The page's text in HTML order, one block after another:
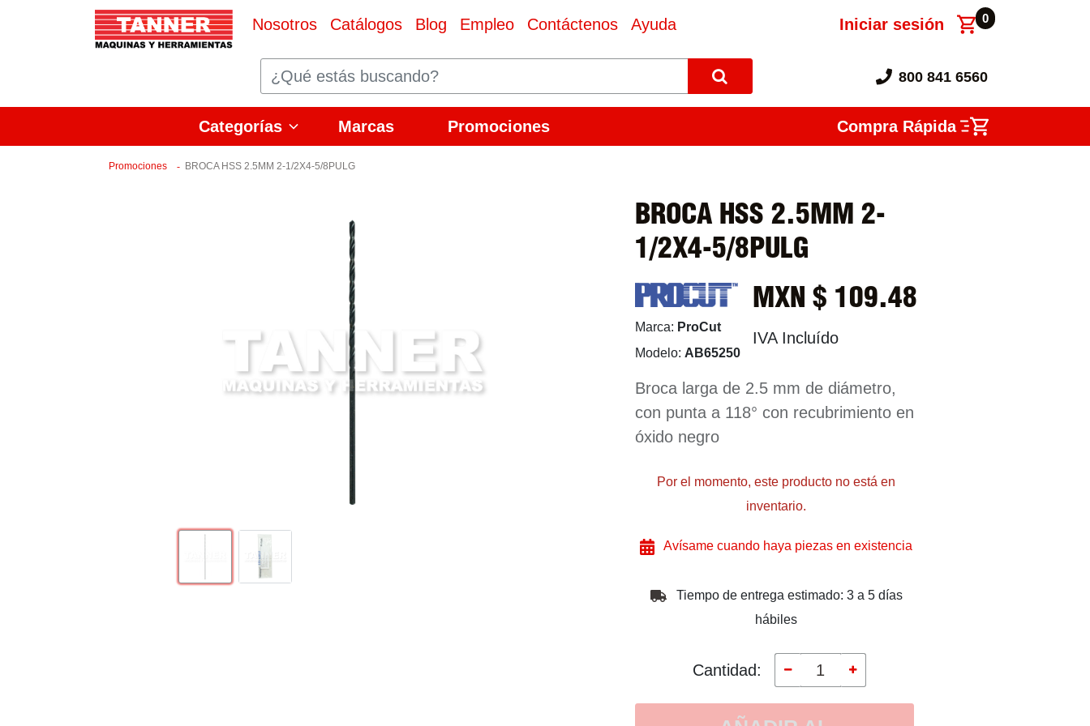
Nosotros Catálogos Blog Empleo Contáctenos Ayuda Iniciar sesión 0
800 841 6560
Categorías Marcas Promociones Compra Rápida
Promociones BROCA HSS 2.5MM 2-1/2X4-5/8PULG
BROCA HSS 2.5MM 2-
1/2X4-5/8PULG
Marca: ProCut
Modelo: AB65250
MXN $ 109.48
IVA Incluído
Broca larga de 2.5 mm de diámetro,
con punta a 118° con recubrimiento en
óxido negro
Por el momento, este producto no está en
inventario.
Avísame cuando haya piezas en existencia
Tiempo de entrega estimado: 3 a 5 días
hábiles
Cantidad: